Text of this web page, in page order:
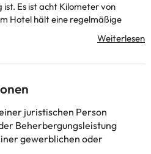
ist. Es ist acht Kilometer von
Hotel hält eine regelmäßige
auf 7 Etagen über insgesamt 310
und 9 Suiten. Es bietet seinen
Garderobenservice. Es ist eine
einer schönen Gartenanlage,
mehreren Bars, einer Cafeteria,
und einem Geschäft. Als
Zimmerservice, die Wäscherei
zur Verfügung. Der Parkplatz,
juristischen Person
Beherbergungsleistung
gewerblichen oder